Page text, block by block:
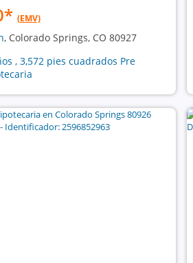
* (EMV)
, Colorado Springs, CO 80927
, 3,572 pies cuadrados Pre